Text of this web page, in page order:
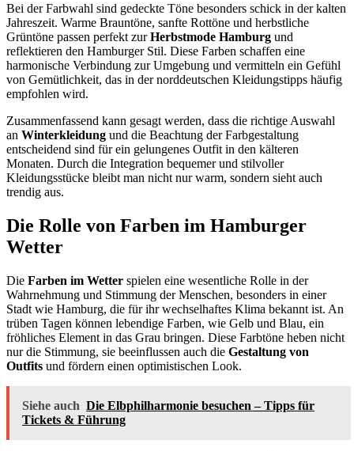
Bei der Farbwahl sind gedeckte Töne besonders schick in der kalten
Jahreszeit. Warme Brauntöne, sanfte Rottöne und herbstliche
Grüntöne passen perfekt zurHerbstmode Hamburg und
reflektieren den Hamburger Stil. Diese Farben schaffen eine
harmonische Verbindung zur Umgebung und vermitteln ein Gefühl
von Gemütlichkeit, das in der norddeutschen Kleidungstipps häufig
empfohlen wird.
Zusammenfassend kann gesagt werden, dass die richtige Auswahl
an Winterkleidung und die Beachtung der Farbgestaltung
entscheidend sind für ein gelungenes Outfit in den kälteren
Monaten. Durch die Integration bequemer und stilvoller
Kleidungsstücke bleibt man nicht nur warm, sondern sieht auch
trendig aus.
Die Rolle von Farben im Hamburger
Wetter
Die Farben im Wetter spielen eine wesentliche Rolle in der
Wahrnehmung und Stimmung der Menschen, besonders in einer
Stadt wie Hamburg, die für ihr wechselhaftes Klima bekannt ist. An
trüben Tagen können lebendige Farben, wie Gelb und Blau, ein
fröhliches Element in das Grau bringen. Diese Farbtöne heben nicht
nur die Stimmung, sie beeinflussen auch die Gestaltung von
Outfits und fördern einen optimistischen Look.
Siehe auch Die Elbphilharmonie besuchen – Tipps für
Tickets & Führung